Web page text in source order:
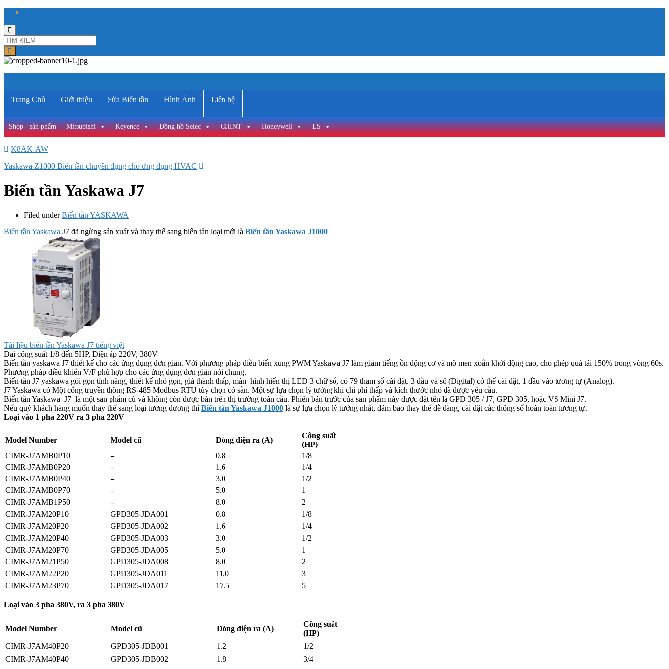
Toggle
search
form
Trang Chủ Giới thiệu Sửa Biến tần Hình Ảnh Liên hệ
Shop - sản phẩm Mitsubishi Keyence Đồng hồ Selec CHINT Honeywell LS
K8AK-AW
Yaskawa Z1000 Biến tần chuyên dụng cho ứng dụng HVAC
Biến tần Yaskawa J7
Filed underBiến tần YASKAWA
Biến tần Yaskawa J7 đã ngừng sản xuất và thay thế sang biến tần loại mới là Biến tần Yaskawa J1000
Tài liệu biến tần Yaskawa J7 tiếng việt
Dải công suất 1/8 đến 5HP, Điện áp 220V, 380V
Biến tần yaskawa J7 thiết kế cho các ứng dụng đơn giản. Với phương pháp điều biến xung PWM Yaskawa J7 làm giảm tiếng ồn động cơ và mô men xoắn khởi động cao, cho phép quá tải 150% trong vòng 60s.
Phương pháp điều khiển V/F phù hợp cho các ứng dụng đơn giản nói chung.
Biến tần J7 yaskawa gói gọn tính năng, thiết kế nhỏ gọn, giá thành thấp, màn hình hiển thị LED 3 chữ số, có 79 tham số cài đặt. 3 đầu và số (Digital) có thể cài đặt, 1 đầu vào tương tự (Analog).
J7 Yaskawa có Một cổng truyền thông RS-485 Modbus RTU tùy chọn có sẵn. Một sự lựa chọn lý tưởng khi chi phí thấp và kích thước nhỏ đã được yêu cầu.
Biến tần Yaskawa J7 là một sản phẩm cũ và không còn được bán trên thị trường toàn cầu. Phiên bản trước của sản phẩm này được đặt tên là GPD 305 / J7, GPD 305, hoặc VS Mini J7.
Nếu quý khách hàng muốn thay thế sang loại tương đương thì Biến tần Yaskawa J1000 là sự lựa chọn lý tưởng nhất, đảm bảo thay thế dễ dàng, cài đặt các thông số hoàn toàn tương tự.
Loại vào 1 pha 220V ra 3 pha 220V
Model Number Model cũ Dòng điện ra (A)
Công suất
(HP)
CIMR-J7AMB0P10
– 0.8
1/8
CIMR-J7AMB0P20
– 1.6
1/4
CIMR-J7AMB0P40
– 3.0
1/2
CIMR-J7AMB0P70
– 5.0
1
CIMR-J7AMB1P50
– 8.0
2
CIMR-J7AM20P10
GPD305-JDA001 0.8
1/8
CIMR-J7AM20P20
GPD305-JDA002 1.6
1/4
CIMR-J7AM20P40
GPD305-JDA003 3.0
1/2
CIMR-J7AM20P70
GPD305-JDA005 5.0
1
CIMR-J7AM21P50
GPD305-JDA008 8.0
2
CIMR-J7AM22P20
GPD305-JDA011 11.0
3
CIMR-J7AM23P70
GPD305-JDA017 17.5 5
Loại vào 3 pha 380V, ra 3 pha 380V
Model Number Model cũ Dòng điện ra (A)
Công suất
(HP)
CIMR-J7AM40P20
GPD305-JDB001 1.2
1/2
CIMR-J7AM40P40
GPD305-JDB002 1.8
3/4